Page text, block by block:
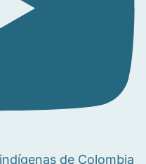
indígenas de Colombia